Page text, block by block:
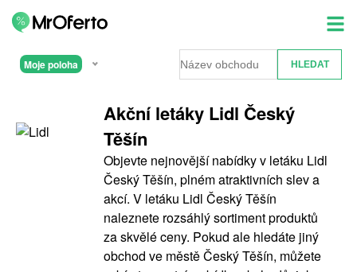
Moje poloha
Akční letáky Lidl Český
Těšín
Objevte nejnovější nabídky v letáku Lidl
Český Těšín, plném atraktivních slev a
akcí. V letáku Lidl Český Těšín
naleznete rozsáhlý sortiment produktů
za skvělé ceny. Pokud ale hledáte jiný
obchod ve městě Český Těšín, můžete